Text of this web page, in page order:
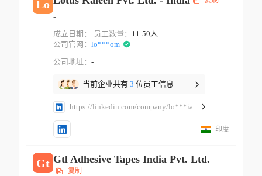
Lo
-
成立日期： -员工数量： 11-50人
公司官网： lo***om
公司地址： -
当前企业共有 3 位员工信息
https://linkedin.com/company/lo***ia
印度
Gt Gtl Adhesive Tapes India Pvt. Ltd.
复制